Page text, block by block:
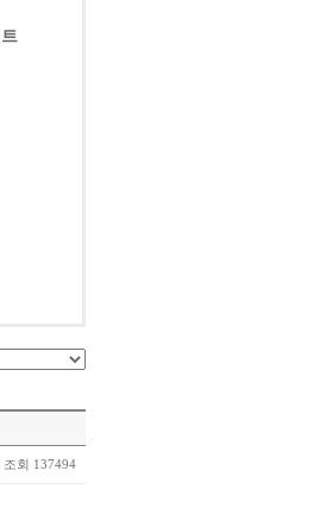
조회 137494